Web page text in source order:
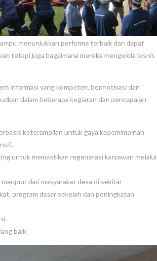
menunjukkan performa terbaik dan dapat
tetapi juga bagaimana mereka mengelola bisnis
informasi yang kompeten, bermotivasi dan
dalam beberapa kegiatan dan pencapaian
keterampilan untuk gaya kepemimpinan
untuk memastikan regenerasi karyawan melalui
dari masyarakat desa di sekitar
program dasar sekolah dan peningkatan
baik